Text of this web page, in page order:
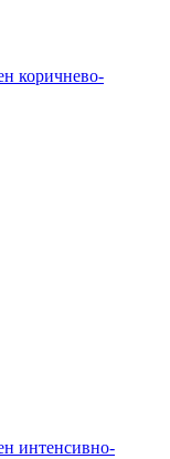
коричнево-
интенсивно-